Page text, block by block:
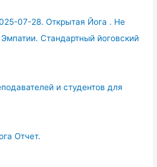
07-28. Открытая Йога . Не
Стандартный йоговский
и студентов для
Отчет.